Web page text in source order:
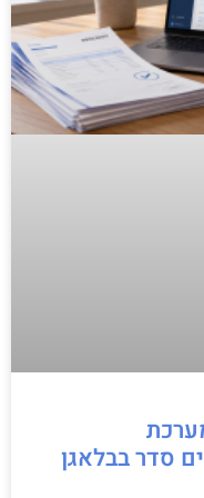
סדר בבלאגן